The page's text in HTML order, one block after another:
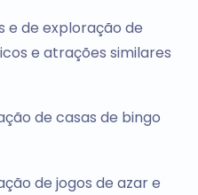
e de exploração de
e atrações similares
de casas de bingo
de jogos de azar e